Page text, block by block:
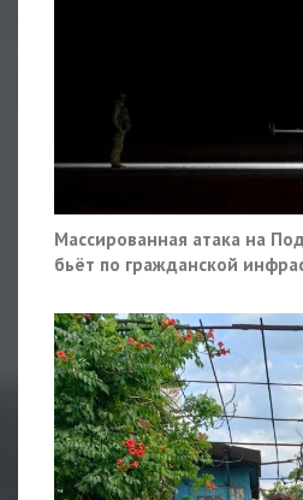
Массированная атака на
бьёт по гражданской